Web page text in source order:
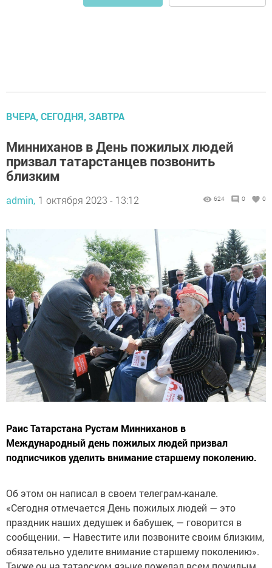
ВЧЕРА, СЕГОДНЯ, ЗАВТРА
Минниханов в День пожилых людей
призвал татарстанцев позвонить
близким
admin, 1 октября 2023 - 13:12 624 0 0
Раис Татарстана Рустам Минниханов в
Международный день пожилых людей призвал
подписчиков уделить внимание старшему поколению.
Об этом он написал в своем телеграм-канале.
«Сегодня отмечается День пожилых людей — это
праздник наших дедушек и бабушек, — говорится в
сообщении. — Навестите или позвоните своим близким,
обязательно уделите внимание старшему поколению».